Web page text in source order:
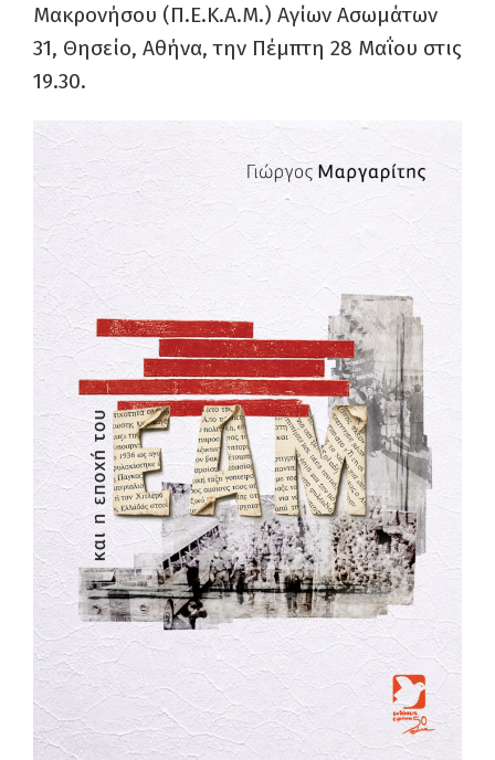
Μακρονήσου (Π.Ε.Κ.Α.Μ.) Αγίων Ασωμάτων
31, Θησείο, Αθήνα, την Πέμπτη 28 Μαΐου στις
19.30.